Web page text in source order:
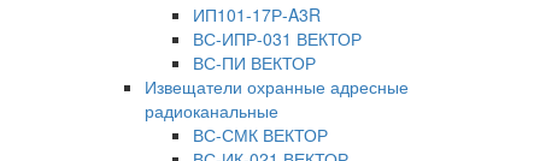
ИП101-17Р-A3R
ВС-ИПР-031 ВЕКТОР
ВС-ПИ ВЕКТОР
Извещатели охранные адресные
радиоканальные
ВС-СМК ВЕКТОР